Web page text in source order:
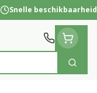
Snelle beschikbaarheid
Zoek